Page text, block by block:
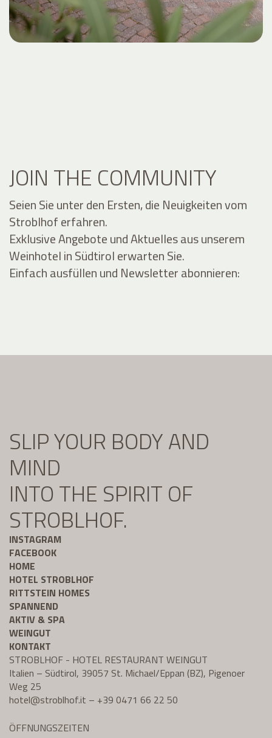
JOIN THE COMMUNITY
Seien Sie unter den Ersten, die Neuigkeiten vom
Stroblhof erfahren.
Exklusive Angebote und Aktuelles aus unserem
Weinhotel in Südtirol erwarten Sie.
Einfach ausfüllen und Newsletter abonnieren:
SLIP YOUR BODY AND
MIND
INTO THE SPIRIT OF
STROBLHOF.
INSTAGRAM
FACEBOOK
HOME
HOTEL STROBLHOF
RITTSTEIN HOMES
SPANNEND
AKTIV & SPA
WEINGUT
KONTAKT
STROBLHOF - HOTEL RESTAURANT WEINGUT
Italien – Südtirol, 39057 St. Michael/Eppan (BZ), Pigenoer
Weg 25
hotel@stroblhof.it – +39 0471 66 22 50
ÖFFNUNGSZEITEN